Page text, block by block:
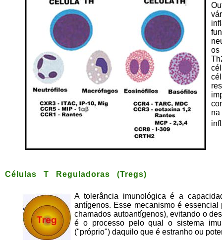
os
na
Células T Reguladoras (Tregs)
A tolerância imunológica é a
antígenos. Esse mecanismo é
chamados autoantígenos), evitando o
é o processo pelo qual o sistema
("próprio") daquilo que é estranho ou